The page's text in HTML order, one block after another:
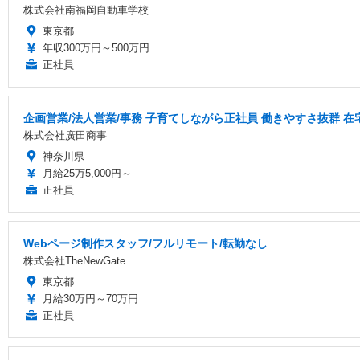
株式会社南福岡自動車学校
東京都
年収300万円～500万円
正社員
企画営業/法人営業/事務 子育てしながら正社員 働きやすさ抜群 在
株式会社廣田商事
神奈川県
月給25万5,000円～
正社員
Webページ制作スタッフ/フルリモート/転勤なし
株式会社TheNewGate
東京都
月給30万円～70万円
正社員